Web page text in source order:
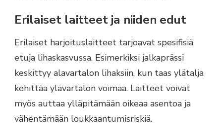
Erilaiset laitteet ja niiden edut
Erilaiset harjoituslaitteet tarjoavat spesifisiä
etuja lihaskasvussa. Esimerkiksi jalkaprässi
keskittyy alavartalon lihaksiin, kun taas ylätalja
kehittää ylävartalon voimaa. Laitteet voivat
myös auttaa ylläpitämään oikeaa asentoa ja
vähentämään loukkaantumisriskiä.